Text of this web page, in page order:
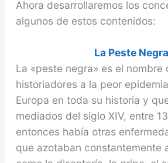
Ahora desarrollaremos los
algunos de estos contenidos:
La Peste Negra
La «peste negra» es el nombre
historia­dores a la peor
Europa en toda su historia y
mediados del siglo XIV, entre
entonces había otras
que azotaban constantemente